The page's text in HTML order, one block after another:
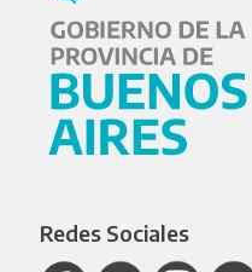
Redes Sociales